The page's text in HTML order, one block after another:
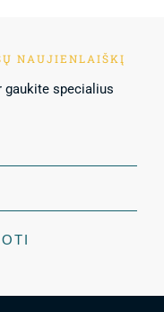
NAUJIENLAIŠKĮ
gaukite specialius